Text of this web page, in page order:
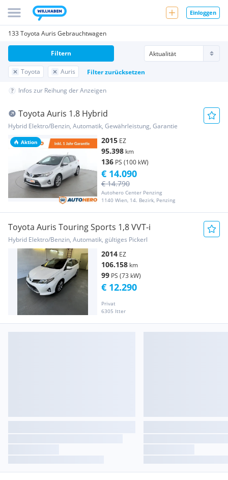
Einloggen
133 Toyota Auris Gebrauchtwagen
Toyota Auris Filter zurücksetzen
Filtern
Infos zur Reihung der Anzeigen
Aktion
Toyota Auris 1.8 Hybrid
Hybrid Elektro/Benzin, Automatik, Gewährleistung, Garantie
2015 EZ
95.398 km
136 PS (100 kW)
Autohero Center Penzing
1140 Wien, 14. Bezirk, Penzing
€ 14.790
€ 14.090
Toyota Auris Touring Sports 1,8 VVT-i
Hybrid Elektro/Benzin, Automatik, gültiges Pickerl
2014 EZ
106.158 km
99 PS (73 kW)
Privat
6305 Itter
€ 12.290